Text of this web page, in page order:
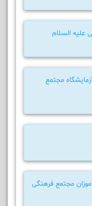
السلام
مجتمع
مجتمع فرهنگی